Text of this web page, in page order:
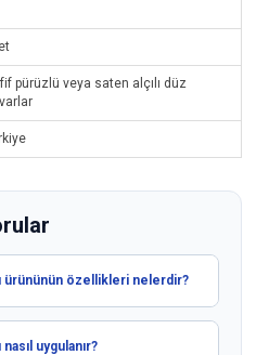
pürüzlü veya saten alçılı düz
ürününün özellikleri nelerdir?
uygulanır?